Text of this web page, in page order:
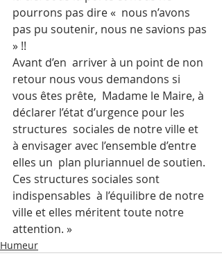
pourrons pas dire «  nous n’avons
pas pu soutenir, nous ne savions pas
» !!
Avant d’en  arriver à un point de non
retour nous vous demandons si
vous êtes prête,  Madame le Maire, à
déclarer l’état d’urgence pour les
structures  sociales de notre ville et
à envisager avec l’ensemble d’entre
elles un  plan pluriannuel de soutien.
Ces structures sociales sont
indispensables  à l’équilibre de notre
ville et elles méritent toute notre
attention. »
Humeur